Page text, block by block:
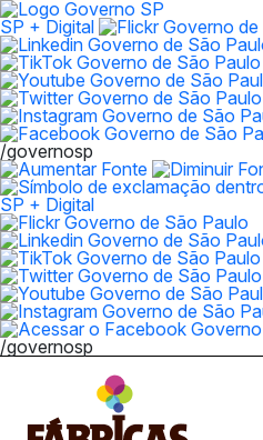
SP + Digital
/governosp
SP + Digital
/governosp